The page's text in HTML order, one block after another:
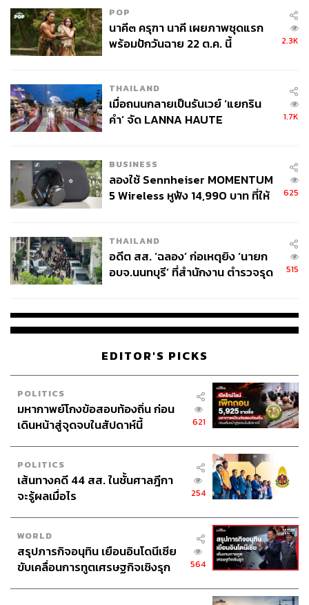
โอลิเวีย ปาเลอร์โม เป็นหนึ่งในผู้หญิงที่โดดเด่นทั้งในวงการ
แฟชั่นชั้นสูง แวดวงความงาม และเธอยังเป็นนัก
สังคมสงเคราะห์อีกด้วย เมื่อครั้งเธอให้สัมภาษณ์เรื่องความ
หลีกเลี่ยงแสงแดด ดื่มน้ำเยอะๆ และมองหาสกินแคร์ที่ทำงาน
ได้ดีบนผิวของคุณ เลือกกินผลไม้ที่มีสารต้านอนุมูลอิสระ
เยอะๆ
ภาพ: @Oliviapalermo / Instagram
POP
นาคี๓ ครุฑา นาคี เผยภาพชุดแรก
พร้อมปักวันฉาย 22 ต.ค. นี้
2.3K
THAILAND
เมื่อถนนกลายเป็นรันเวย์ ‘แยกริน
คำ’ จัด LANNA HAUTE
1.7K
BUSINESS
ลองใช้ Sennheiser MOMENTUM
5 Wireless หูฟัง 14,990 บาท ที่ให้
625
THAILAND
อดีต สส. ‘ฉลอง’ ก่อเหตุยิง ‘นายก
อบจ.นนทบุรี’ ที่สำนักงาน ตำรวจรุด
515
EDITOR'S PICKS
POLITICS
มหากาพย์โกงข้อสอบท้องถิ่น ก่อน
เดินหน้าสู่จุดจบในสัปดาห์นี้
621
POLITICS
เส้นทางคดี 44 สส. ในชั้นศาลฎีกา
จะรู้ผลเมื่อไร
254
WORLD
สรุปภารกิจอนุทิน เยือนอินโดนีเซีย
ขับเคลื่อนการทูตเศรษฐกิจเชิงรุก
564